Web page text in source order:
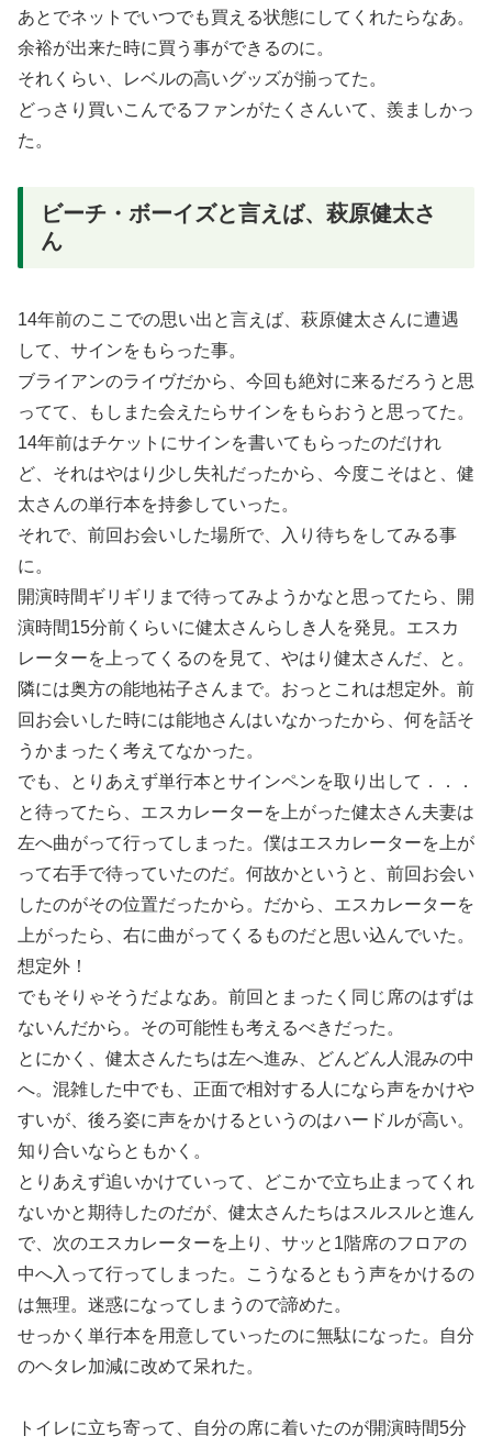
あとでネットでいつでも買える状態にしてくれたらなあ。
余裕が出来た時に買う事ができるのに。
それくらい、レベルの高いグッズが揃ってた。
どっさり買いこんでるファンがたくさんいて、羨ましかっ
た。
ビーチ・ボーイズと言えば、萩原健太さ
ん
14年前のここでの思い出と言えば、萩原健太さんに遭遇
して、サインをもらった事。
ブライアンのライヴだから、今回も絶対に来るだろうと思
ってて、もしまた会えたらサインをもらおうと思ってた。
14年前はチケットにサインを書いてもらったのだけれ
ど、それはやはり少し失礼だったから、今度こそはと、健
太さんの単行本を持参していった。
それで、前回お会いした場所で、入り待ちをしてみる事
に。
開演時間ギリギリまで待ってみようかなと思ってたら、開
演時間15分前くらいに健太さんらしき人を発見。エスカ
レーターを上ってくるのを見て、やはり健太さんだ、と。
隣には奥方の能地祐子さんまで。おっとこれは想定外。前
回お会いした時には能地さんはいなかったから、何を話そ
うかまったく考えてなかった。
でも、とりあえず単行本とサインペンを取り出して．．．
と待ってたら、エスカレーターを上がった健太さん夫妻は
左へ曲がって行ってしまった。僕はエスカレーターを上が
って右手で待っていたのだ。何故かというと、前回お会い
したのがその位置だったから。だから、エスカレーターを
上がったら、右に曲がってくるものだと思い込んでいた。
想定外！
でもそりゃそうだよなあ。前回とまったく同じ席のはずは
ないんだから。その可能性も考えるべきだった。
とにかく、健太さんたちは左へ進み、どんどん人混みの中
へ。混雑した中でも、正面で相対する人になら声をかけや
すいが、後ろ姿に声をかけるというのはハードルが高い。
知り合いならともかく。
とりあえず追いかけていって、どこかで立ち止まってくれ
ないかと期待したのだが、健太さんたちはスルスルと進ん
で、次のエスカレーターを上り、サッと1階席のフロアの
中へ入って行ってしまった。こうなるともう声をかけるの
は無理。迷惑になってしまうので諦めた。
せっかく単行本を用意していったのに無駄になった。自分
のヘタレ加減に改めて呆れた。
トイレに立ち寄って、自分の席に着いたのが開演時間5分